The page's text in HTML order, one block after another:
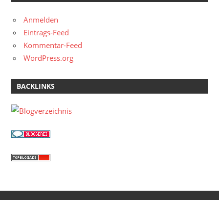
Anmelden
Eintrags-Feed
Kommentar-Feed
WordPress.org
BACKLINKS